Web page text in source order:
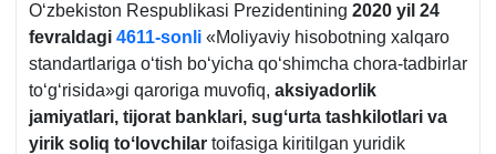
Oʻzbekiston Respublikasi Prezidentining 2020 yil 24
fevraldagi 4611-sonli «Moliyaviy hisobotning хalqaro
standartlariga oʻtish boʻyicha qoʻshimcha chora-tadbirlar
toʻgʻrisida»gi qaroriga muvofiq, aksiyadorlik
jamiyatlari, tijorat banklari, sugʻurta tashkilotlari va
yirik soliq toʻlovchilar toifasiga kiritilgan yuridik